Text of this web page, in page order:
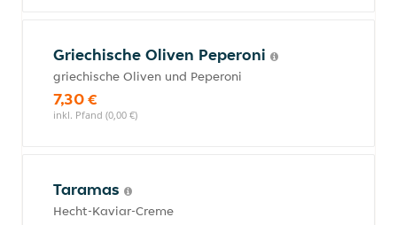
Griechische Oliven Peperoni
griechische Oliven und Peperoni
7,30 €
inkl. Pfand (0,00 €)
Taramas
Hecht-Kaviar-Creme